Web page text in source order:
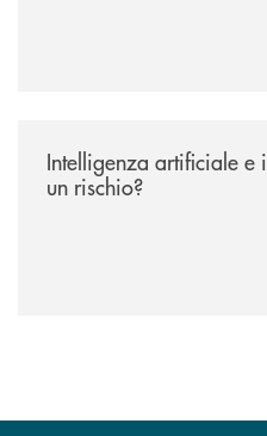
Intelligenza artificiale e
un rischio?